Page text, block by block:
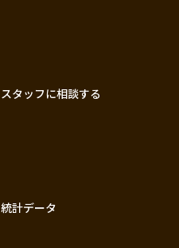
スタッフに相談する
統計データ